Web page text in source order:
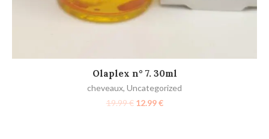
LIRE LA SUITE
Olaplex n° 7. 30ml
cheveaux, Uncategorized
19.99€ 12.99€